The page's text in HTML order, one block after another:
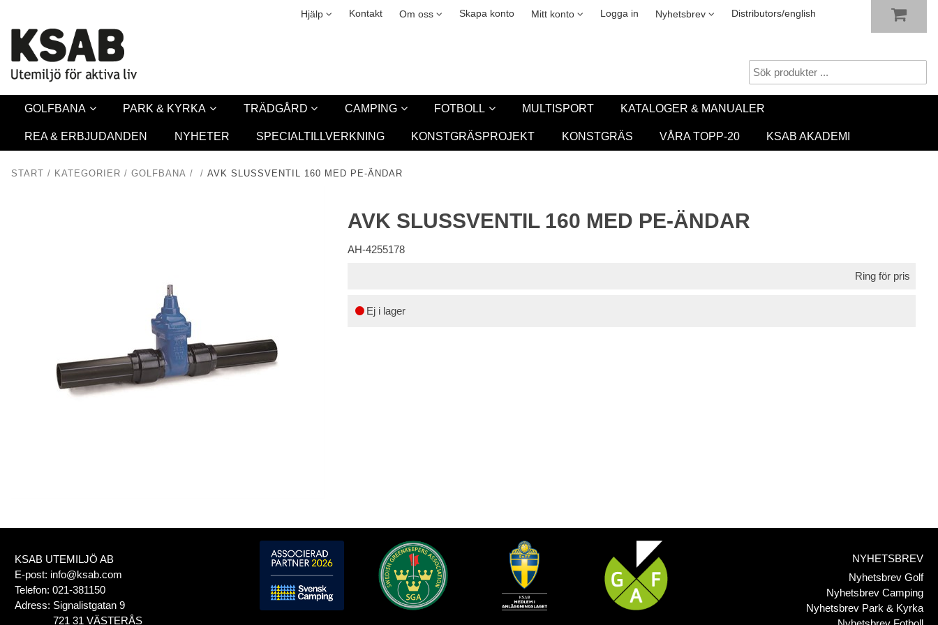
Hjälp
Säkerhet & Cookies Kontakt Om oss
Leasing Skapa konto Mitt konto Logga in Nyhetsbrev
Newsletter Distributors/english
GOLFBANA PARK & KYRKA TRÄDGÅRD CAMPING FOTBOLL MULTISPORT KATALOGER & MANUALER
REA & ERBJUDANDEN NYHETER SPECIALTILLVERKNING KONSTGRÄSPROJEKT KONSTGRÄS VÅRA TOPP-20 KSAB AKADEMI
START / KATEGORIER / GOLFBANA / / AVK SLUSSVENTIL 160 MED PE-ÄNDAR
AVK SLUSSVENTIL 160 MED PE-ÄNDAR
AH-4255178
Ring för pris
Ej i lager
KSAB UTEMILJÖ AB
E-post: info@ksab.com
Telefon: 021-381150
Adress: Signalistgatan 9
721 31 VÄSTERÅS
NYHETSBREV
Nyhetsbrev Golf
Nyhetsbrev Camping
Nyhetsbrev Park & Kyrka